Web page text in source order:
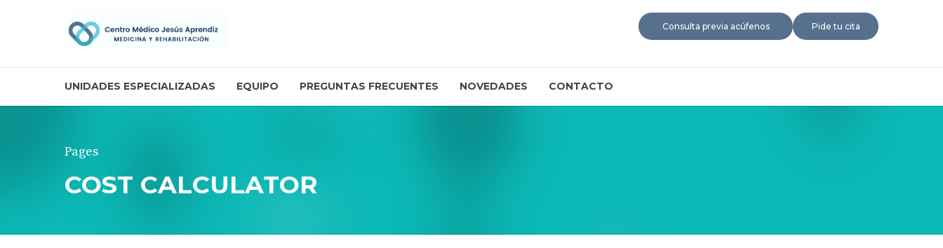
Consulta previa acúfenos Pide tu cita
UNIDADES ESPECIALIZADAS EQUIPO PREGUNTAS FRECUENTES NOVEDADES CONTACTO
Pages
COST CALCULATOR